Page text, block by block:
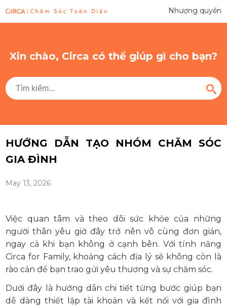
Nhượng quyền
Xin chào, Circa có thể giúp gì cho bạn?
HƯỚNG DẪN TẠO NHÓM CHĂM SÓC
GIA ĐÌNH
May 13, 2026
Việc quan tâm và theo dõi sức khỏe của những
người thân yêu giờ đây trở nên vô cùng đơn giản,
ngay cả khi bạn không ở cạnh bên. Với tính năng
Circa for Family, khoảng cách địa lý sẽ không còn là
rào cản để bạn trao gửi yêu thương và sự chăm sóc.
Dưới đây là hướng dẫn chi tiết từng bước giúp bạn
dễ dàng thiết lập tài khoản và kết nối với gia đình